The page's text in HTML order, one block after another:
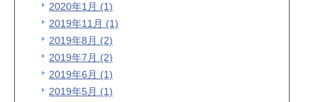
2020年1月 (1)
2019年11月 (1)
2019年8月 (2)
2019年7月 (2)
2019年6月 (1)
2019年5月 (1)